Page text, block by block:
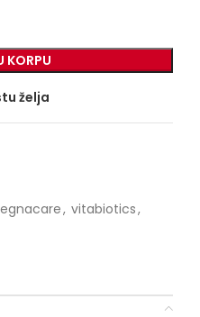
KORPU
želja
, vitabiotics,